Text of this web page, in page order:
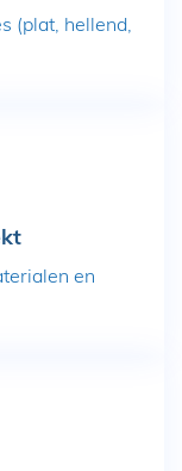
(plat, hellend,
en